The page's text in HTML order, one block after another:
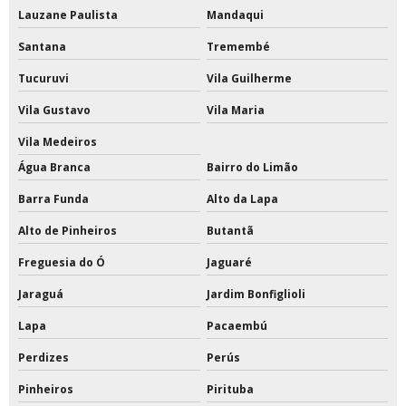
Rede de tênis profissional
Rede para trave de futsal
Redes de proteção para quadras esportivas
Redes esportivas
Redes esportivas de proteção
Redes esportivas para quadras
Reformas em quadras esportivas
Tabela de basquete acrilico oficial preço
Tabela de basquete com estrutura de ferro
Lauzane Paulista Mandaqui
Santana Tremembé
Tucuruvi Vila Guilherme
Vila Gustavo Vila Maria
Vila Medeiros
Água Branca
Bairro do Limão
Barra Funda Alto da Lapa
Alto de Pinheiros Butantã
Freguesia do Ó Jaguaré
Jaraguá Jardim Bonfiglioli
Lapa Pacaembú
Perdizes Perús
Pinheiros Pirituba